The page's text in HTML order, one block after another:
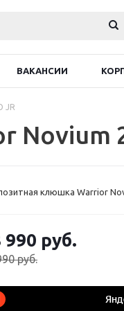
ВАКАНСИИ
JR
клюшка Warrior
990 руб.
руб.